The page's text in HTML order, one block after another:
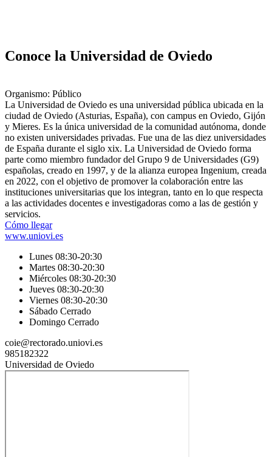
Conoce la Universidad de Oviedo
Organismo: Público
La Universidad de Oviedo es una universidad pública ubicada en la
ciudad de Oviedo (Asturias, España), con campus en Oviedo, Gijón
y Mieres. Es la única universidad de la comunidad autónoma, donde
no existen universidades privadas. Fue una de las diez universidades
de España durante el siglo xix. La Universidad de Oviedo forma
parte como miembro fundador del Grupo 9 de Universidades (G9)
españolas, creado en 1997, y de la alianza europea Ingenium, creada
en 2022, con el objetivo de promover la colaboración entre las
instituciones universitarias que los integran, tanto en lo que respecta
a las actividades docentes e investigadoras como a las de gestión y
servicios.
Cómo llegar
www.uniovi.es
Lunes 08:30-20:30
Martes 08:30-20:30
Miércoles 08:30-20:30
Jueves 08:30-20:30
Viernes 08:30-20:30
Sábado Cerrado
Domingo Cerrado
coie@rectorado.uniovi.es
985182322
Universidad de Oviedo